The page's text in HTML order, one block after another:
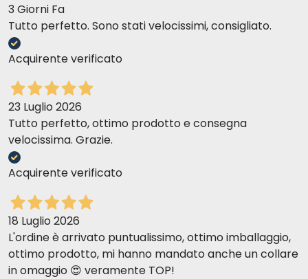
3 Giorni Fa
Tutto perfetto. Sono stati velocissimi, consigliato.
Acquirente verificato
23 Luglio 2026
Tutto perfetto, ottimo prodotto e consegna
velocissima. Grazie.
Acquirente verificato
18 Luglio 2026
L'ordine è arrivato puntualissimo, ottimo imballaggio,
ottimo prodotto, mi hanno mandato anche un collare
in omaggio 😍 veramente TOP!